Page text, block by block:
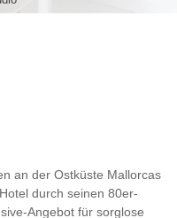
an der Ostküste Mallorcas
durch seinen 80er-
Angebot für sorglose